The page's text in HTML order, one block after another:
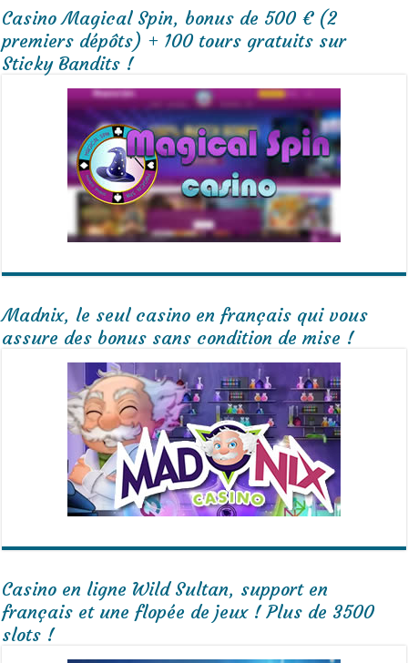
Casino Magical Spin, bonus de 500 € (2
premiers dépôts) + 100 tours gratuits sur
Sticky Bandits !
Madnix, le seul casino en français qui vous
assure des bonus sans condition de mise !
Casino en ligne Wild Sultan, support en
français et une flopée de jeux ! Plus de 3500
slots !